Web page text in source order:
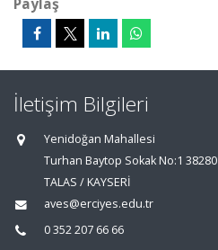
İletişim Bilgileri
Yenidoğan Mahallesi
Turhan Baytop Sokak No:1 38280
TALAS / KAYSERİ
aves@erciyes.edu.tr
0 352 207 66 66